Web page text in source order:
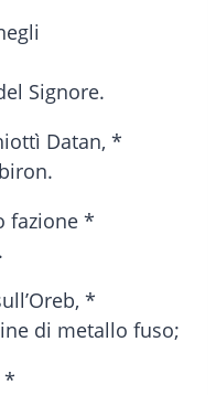
Signore.
Datan, *
fazione *
*
di metallo fuso;
*